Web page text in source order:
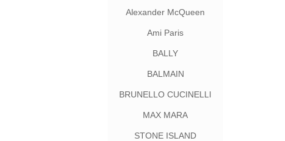
Alexander McQueen
Ami Paris
BALLY
BALMAIN
BRUNELLO CUCINELLI
MAX MARA
STONE ISLAND